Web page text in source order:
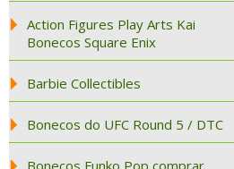
Action Figures Play Arts Kai
Bonecos Square Enix
Barbie Collectibles
Bonecos do UFC Round 5 / DTC
Bonecos Funko Pop comprar